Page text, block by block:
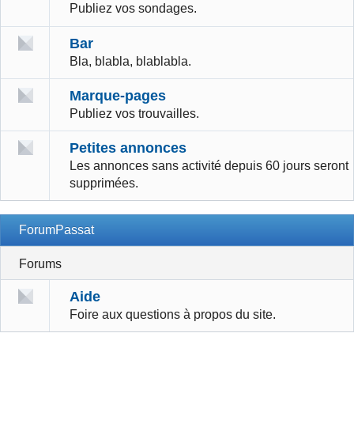
Publiez vos sondages.
Bar
Bla, blabla, blablabla.
Marque-pages
Publiez vos trouvailles.
Petites annonces
Les annonces sans activité depuis 60 jours seront
supprimées.
ForumPassat
Forums
Aide
Foire aux questions à propos du site.